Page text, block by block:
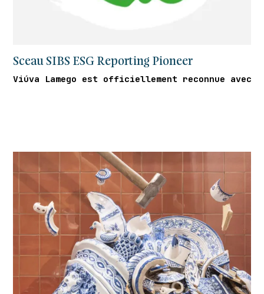
Sceau SIBS ESG Reporting Pioneer
Viúva Lamego est officiellement reconnue avec